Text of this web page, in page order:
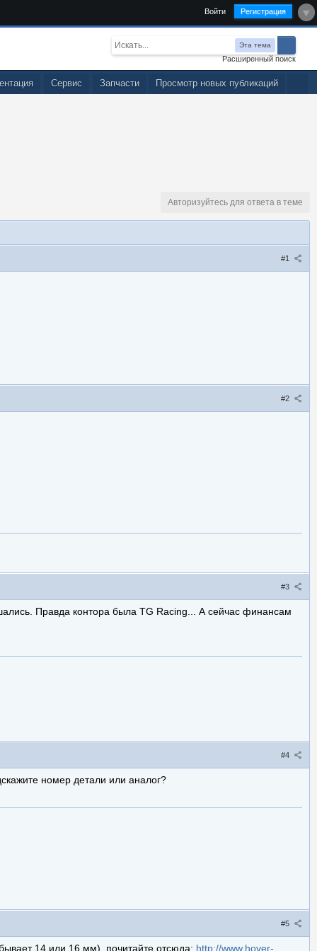
Войти Регистрация
Эта тема
Расширенный поиск
Просмотр новых публикаций
Запчасти
Сервис
Авторизуйтесь для ответа в теме
#1
#2
#3
Правда контора была TG Racing... А сейчас финансам
#4
номер детали или аналог?
#5
14 или 16 мм), почитайте отсюда: http://www.hover-